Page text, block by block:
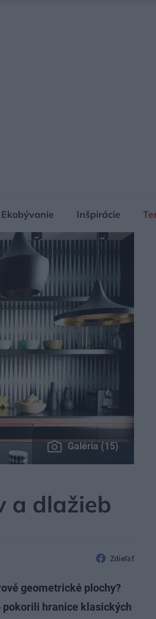
Ekobývanie Inšpirácie
Galéria (15)
a dlažieb
Zdieľať
geometrické plochy?
pokorili hranice klasických